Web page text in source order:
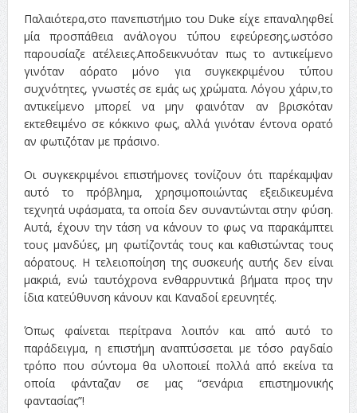
Παλαιότερα,στο πανεπιστήμιο του Duke είχε επαναληφθεί
μία προσπάθεια ανάλογου τύπου εφεύρεσης,ωστόσο
παρουσίαζε ατέλειες.Αποδεικνυόταν πως το αντικείμενο
γινόταν αόρατο μόνο για συγκεκριμένου τύπου
συχνότητες, γνωστές σε εμάς ως χρώματα. Λόγου χάριν,το
αντικείμενο μπορεί να μην φαινόταν αν βρισκόταν
εκτεθειμένο σε κόκκινο φως, αλλά γινόταν έντονα ορατό
αν φωτιζόταν με πράσινο.
Οι συγκεκριμένοι επιστήμονες τονίζουν ότι παρέκαμψαν
αυτό το πρόβλημα, χρησιμοποιώντας εξειδικευμένα
τεχνητά υφάσματα, τα οποία δεν συναντώνται στην φύση.
Αυτά, έχουν την τάση να κάνουν το φως να παρακάμπτει
τους μανδύες, μη φωτίζοντάς τους και καθιστώντας τους
αόρατους. Η τελειοποίηση της συσκευής αυτής δεν είναι
μακριά, ενώ ταυτόχρονα ενθαρρυντικά βήματα προς την
ίδια κατεύθυνση κάνουν και Καναδοί ερευνητές.
Όπως φαίνεται περίτρανα λοιπόν και από αυτό το
παράδειγμα, η επιστήμη αναπτύσσεται με τόσο ραγδαίο
τρόπο που σύντομα θα υλοποιεί πολλά από εκείνα τα
οποία φάνταζαν σε μας “σενάρια επιστημονικής
φαντασίας”!